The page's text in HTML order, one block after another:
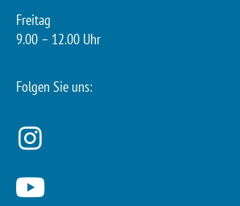
Freitag
9.00 – 12.00 Uhr
Folgen Sie uns: